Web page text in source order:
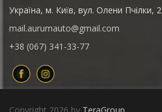
Україна, м. Київ, вул. Олени Пчілки, 2
mail.aurumauto@gmail.com
+38 (067) 341-33-77